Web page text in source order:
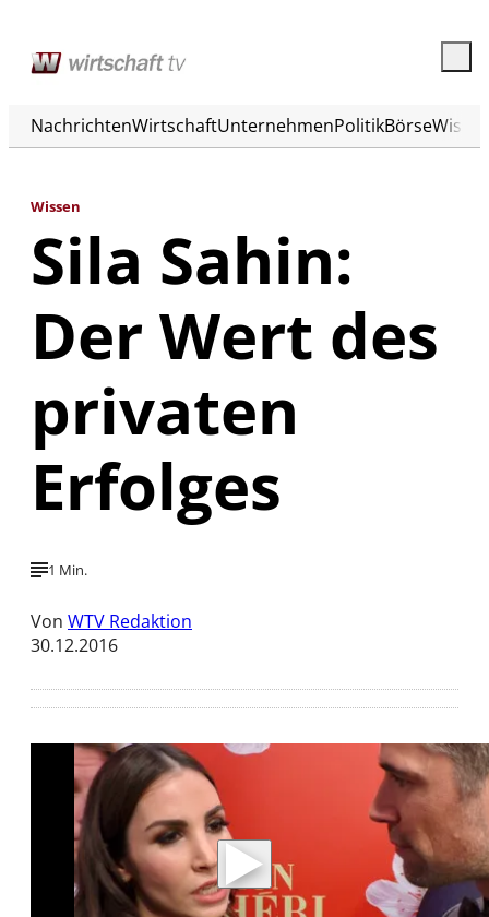
NachrichtenWirtschaftUnternehmenPolitikBörse
Wissen
Sila Sahin:
Der Wert des
privaten
Erfolges
1 Min.
Von WTV Redaktion
30.12.2016
Mit der Wiedergabe dieses Videos werden
Daten an Youtube übertragen.
Hinweise dazu erhalten Sie in derDatenschutzerklärung.